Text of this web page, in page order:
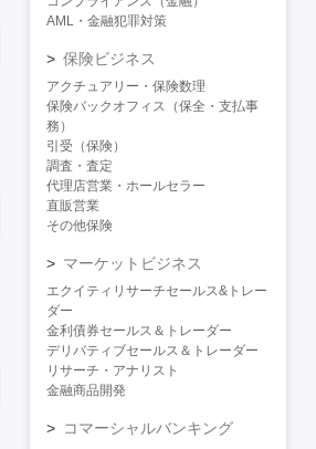
AML・金融犯罪対策
保険ビジネス
アクチュアリー・保険数理
保険バックオフィス（保全・支払事
務）
引受（保険）
調査・査定
代理店営業・ホールセラー
直販営業
その他保険
マーケットビジネス
エクイティリサーチセールス&トレー
ダー
金利債券セールス＆トレーダー
デリバティブセールス＆トレーダー
リサーチ・アナリスト
金融商品開発
コマーシャルバンキング